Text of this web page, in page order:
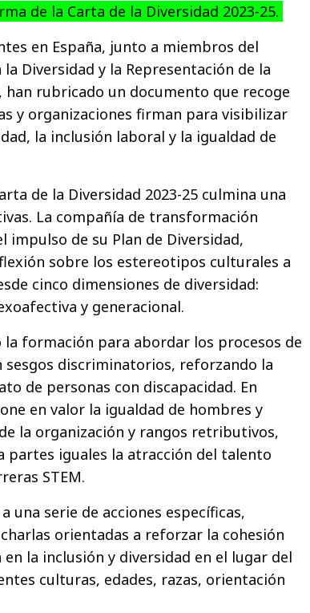
de la Carta de la Diversidad 2023-25.
en España, junto a miembros del
Diversidad y la Representación de la
han rubricado un documento que recoge
y organizaciones firman para visibilizar
la inclusión laboral y la igualdad de
de la Diversidad 2023-25 culmina una
La compañía de transformación
impulso de su Plan de Diversidad,
sobre los estereotipos culturales a
cinco dimensiones de diversidad:
y generacional.
la formación para abordar los procesos de
discriminatorios, reforzando la
de personas con discapacidad. En
en valor la igualdad de hombres y
la organización y rangos retributivos,
partes iguales la atracción del talento
STEM.
una serie de acciones específicas,
orientadas a reforzar la cohesión
la inclusión y diversidad en el lugar del
culturas, edades, razas, orientación